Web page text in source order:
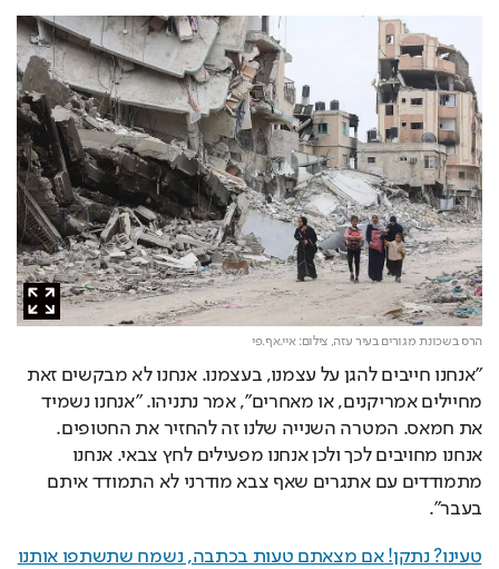
הרס בשכונת מגורים בעיר עזה,צילום: איי.אף.פי
"אנחנו חייבים להגן על עצמנו, בעצמנו. אנחנו לא מבקשים זאת
מחיילים אמריקנים, או מאחרים", אמר נתניהו. "אנחנו נשמיד
את חמאס. המטרה השנייה שלנו זה להחזיר את החטופים.
אנחנו מחויבים לכך ולכן אנחנו מפעילים לחץ צבאי. אנחנו
מתמודדים עם אתגרים שאף צבא מודרני לא התמודד איתם
בעבר".
טעינו? נתקן! אם מצאתם טעות בכתבה, נשמח שתשתפו אותנו